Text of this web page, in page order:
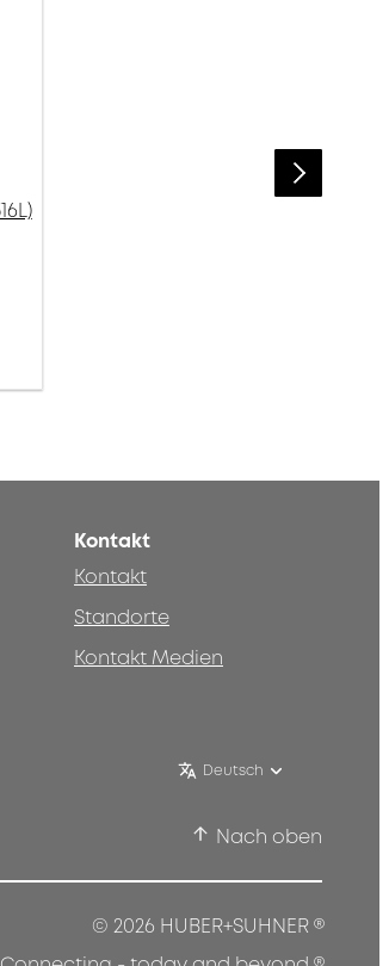
Kontakt
Kontakt
Standorte
Kontakt Medien
Deutsch
Nach oben
© 2026 HUBER+SUHNER®